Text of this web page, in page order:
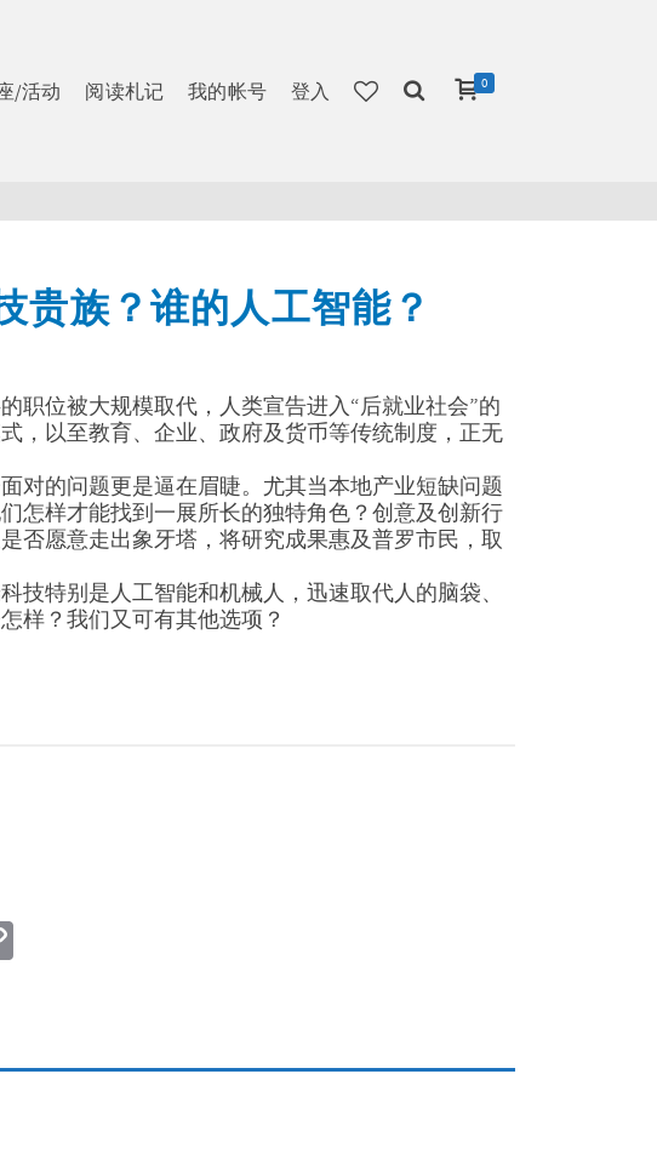
/活动 阅读札记 我的帐号 登入 0
贵族？谁的人工智能？
职位被大规模取代，人类宣告进入“后就业社会”的
，以至教育、企业、政府及货币等传统制度，正无
对的问题更是逼在眉睫。尤其当本地产业短缺问题
怎样才能找到一展所长的独特角色？创意及创新行
否愿意走出象牙塔，将研究成果惠及普罗市民，取
技特别是人工智能和机械人，迅速取代人的脑袋、
样？我们又可有其他选项？
Copy